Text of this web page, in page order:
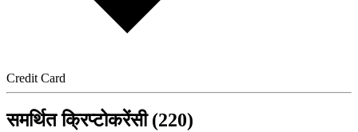
Credit Card
समर्थित क्रिप्टोकरेंसी (220)